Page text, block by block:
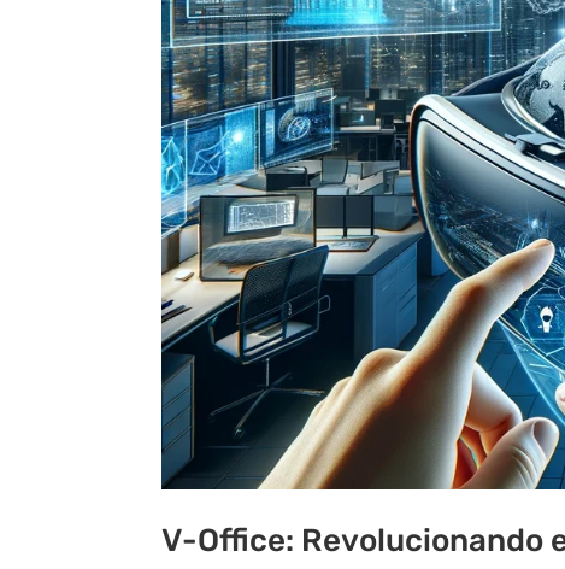
V-Office: Revolucionando